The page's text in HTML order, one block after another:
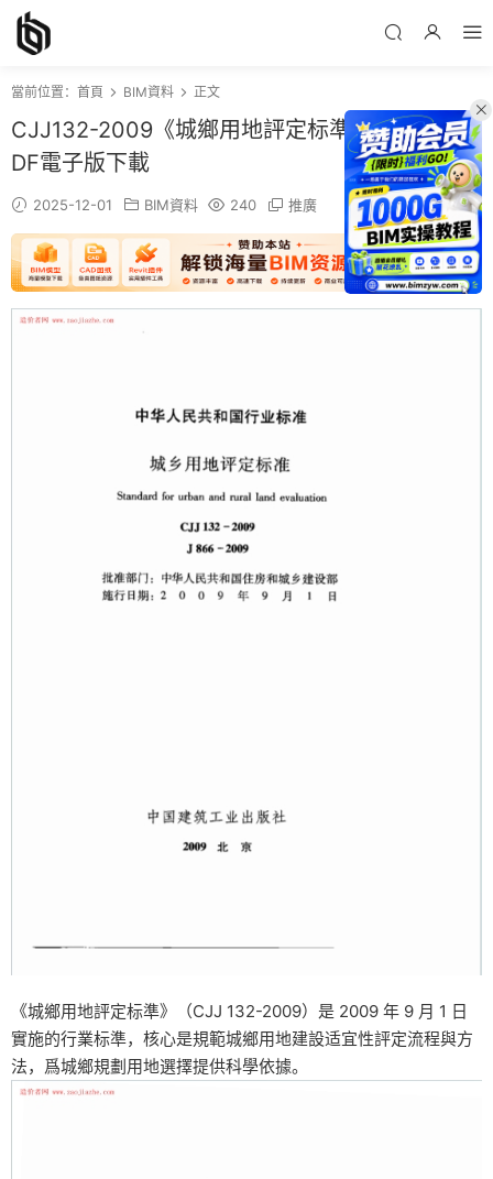
當前位置： 首頁 BIM資料 正文
CJJ132-2009《城鄉用地評定标準》百度網盤P
DF電子版下載
2025-12-01 BIM資料 240 推廣
《城鄉用地評定标準》（CJJ 132-2009）是 2009 年 9 月 1 日
實施的行業标準，核心是規範城鄉用地建設适宜性評定流程與方
法，爲城鄉規劃用地選擇提供科學依據。